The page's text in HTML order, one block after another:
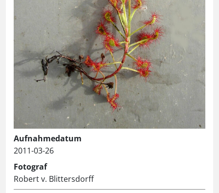
Aufnahmedatum
2011-03-26
Fotograf
Robert v. Blittersdorff